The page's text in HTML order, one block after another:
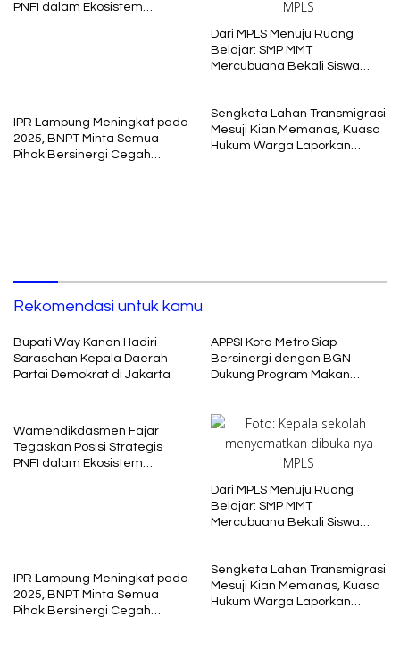
PNFI dalam Ekosistem
Dari MPLS Menuju Ruang
Belajar: SMP MMT
Mercubuana Bekali Siswa
IPR Lampung Meningkat pada
2025, BNPT Minta Semua
Pihak Bersinergi Cegah
Sengketa Lahan Transmigrasi
Mesuji Kian Memanas, Kuasa
Hukum Warga Laporkan
Rekomendasi untuk kamu
Bupati Way Kanan Hadiri
Sarasehan Kepala Daerah
Partai Demokrat di Jakarta
APPSI Kota Metro Siap
Bersinergi dengan BGN
Dukung Program Makan
Wamendikdasmen Fajar
Tegaskan Posisi Strategis
PNFI dalam Ekosistem
Dari MPLS Menuju Ruang
Belajar: SMP MMT
Mercubuana Bekali Siswa
IPR Lampung Meningkat pada
2025, BNPT Minta Semua
Pihak Bersinergi Cegah
Sengketa Lahan Transmigrasi
Mesuji Kian Memanas, Kuasa
Hukum Warga Laporkan